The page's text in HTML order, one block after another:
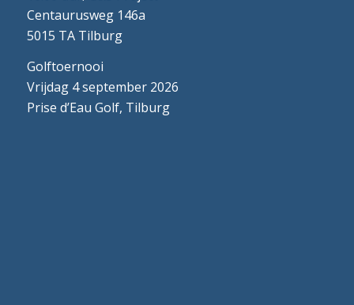
Centaurusweg 146a
5015 TA Tilburg
Golftoernooi
Vrijdag 4 september 2026
Prise d’Eau Golf, Tilburg